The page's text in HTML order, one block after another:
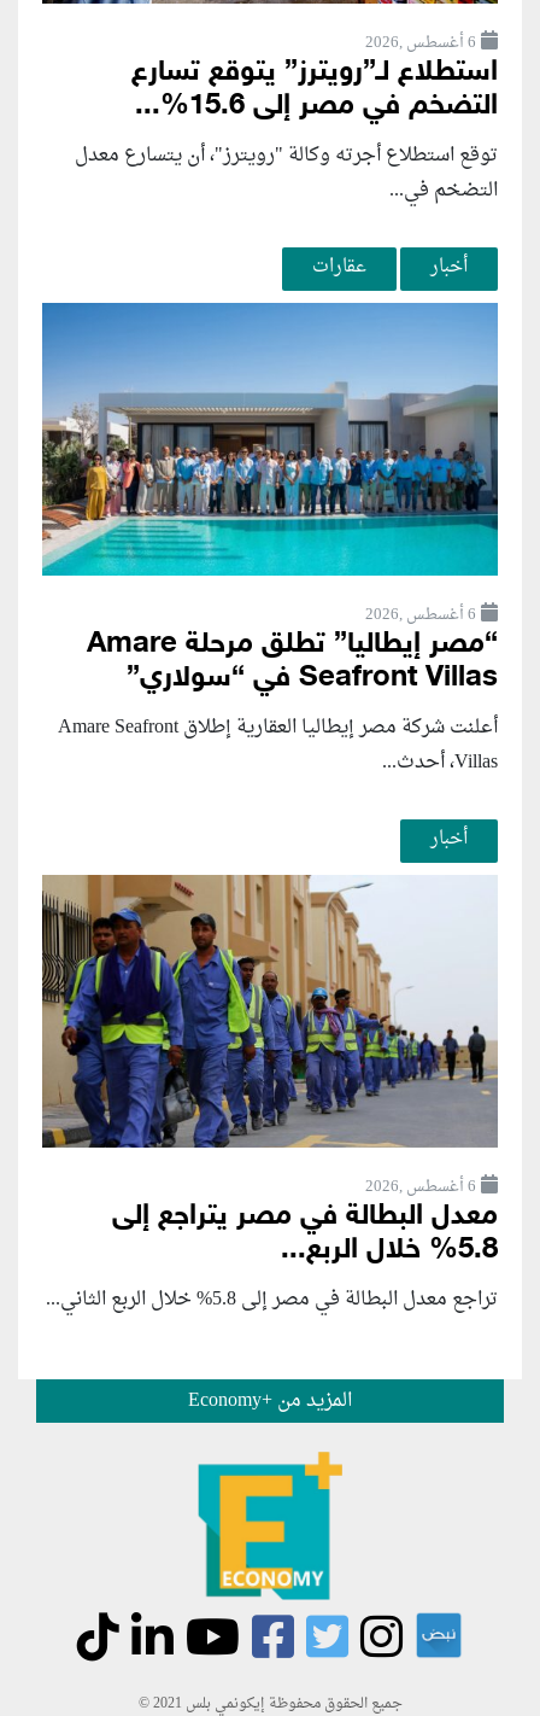
6 أغسطس ,2026
استطلاع لـ”رويترز” يتوقع تسارع
التضخم في مصر إلى 15.6%...
توقع استطلاع أجرته وكالة "رويترز"، أن يتسارع ‌معدل
التضخم في...
أخبار عقارات
6 أغسطس ,2026
“مصر إيطاليا” تطلق مرحلة Amare
Seafront Villas في “سولاري”
أعلنت شركة مصر إيطاليا العقارية إطلاق Amare Seafront
Villas، أحدث...
أخبار
6 أغسطس ,2026
معدل البطالة في مصر يتراجع إلى
5.8% خلال الربع...
تراجع معدل البطالة في مصر إلى 5.8% خلال الربع الثاني...
المزيد من +Economy
جميع الحقوق محفوظة إيكونمي بلس 2021 ©